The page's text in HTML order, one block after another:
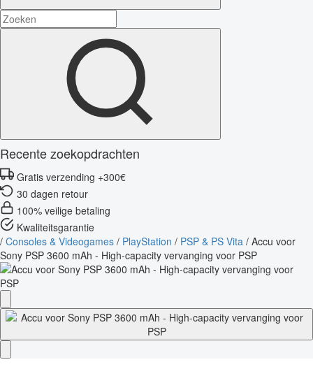
Recente zoekopdrachten
Gratis verzending +300€
30 dagen retour
100% veilige betaling
Kwaliteitsgarantie
/ Consoles & Videogames / PlayStation / PSP & PS Vita / Accu voor
Sony PSP 3600 mAh - High-capacity vervanging voor PSP